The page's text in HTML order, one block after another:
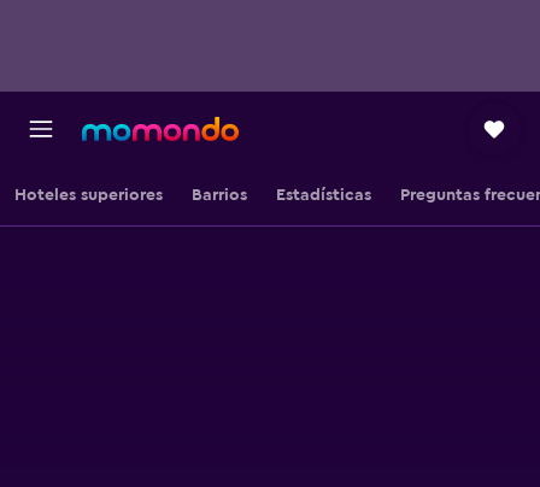
Hoteles superiores Barrios Estadísticas Preguntas